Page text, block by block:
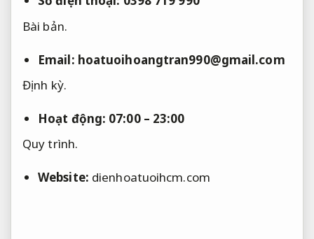
Bài bản.
Email: hoatuoihoangtran990@gmail.com
Định kỳ.
Hoạt động: 07:00 – 23:00
Quy trình.
Website: dienhoatuoihcm.com